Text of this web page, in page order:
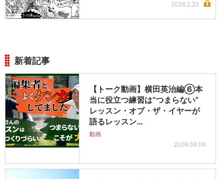
2026.2.22
新着記事
【トーク動画】横田英治編⑥本
当に役立つ練習は“つまらない”
レッスン・オブ・ザ・イヤーが
語るレッスン…
動画
2026.08.06